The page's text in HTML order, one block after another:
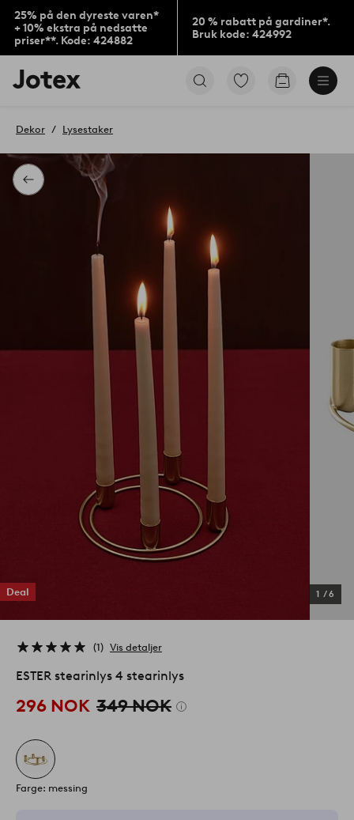
25% på den dyreste varen*
+ 10% ekstra på nedsatte
priser**. Kode: 424882
20 % rabatt på gardiner*.
Bruk kode: 424992
Jotex’
logo
til
Gå
Gå
Tilbake
Dekor Lysestaker
Deal 1 /6
1 Vis detaljer
ESTER stearinlys 4 stearinlys
296 NOK 349 NOK
Farge: messing